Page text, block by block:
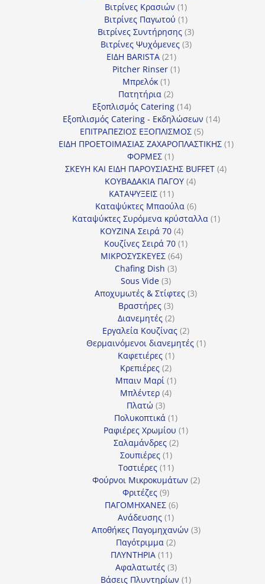
Βιτρίνες Κρασιών 11
προϊόν
Βιτρίνες Παγωτού 11
προϊόν
Βιτρίνες Συντήρησης 33
προϊόντα
Βιτρίνες Ψυχόμενες 33
ΕΙΔΗ BARISTA 2121
προϊόντα
Pitcher Rinser 11
Μπρελόκ 11
προϊόν
Πατητήρια 22
προϊόντα
Εξοπλισμός Catering 1414
προϊόντα
Εξοπλισμός Catering - Εκδηλώσεων 1414
ΕΠΙΤΡΑΠΕΖΙΟΣ ΕΞΟΠΛΙΣΜΟΣ 55
προϊόντα
ΕΙΔΗ ΠΡΟΕΤΟΙΜΑΣΙΑΣ ΖΑΧΑΡΟΠΛΑΣΤΙΚΗΣ 11
ΦΟΡΜΕΣ 11
προϊόν
ΣΚΕΥΗ ΚΑΙ ΕΙΔΗ ΠΑΡΟΥΣΙΑΣΗΣ BUFFET 44
ΚΟΥΒΑΔΑΚΙΑ ΠΑΓΟΥ 44
ΚΑΤΑΨΥΞΕΙΣ 1111
προϊόντα
Καταψύκτες Μπαούλα 66
προϊόντα
Καταψύκτες Συρόμενα κρύσταλλα 11
ΚΟΥΖΙΝΑ Σειρά 70 44
προϊόντα
Κουζίνες Σειρά 70 11
ΜΙΚΡΟΣΥΣΚΕΥΕΣ 6464
Chafing Dish 33
Sous Vide 33
προϊόντα
Αποχυμωτές & Στίφτες 33
Βραστήρες 33
προϊόντα
Διανεμητές 22
προϊόντα
Εργαλεία Κουζίνας 22
προϊόντα
Θερμαινόμενοι διανεμητές 11
Καφετιέρες 11
προϊόν
Κρεπιέρες 22
προϊόντα
Μπαιν Μαρί 11
Μπλέντερ 44
Πλατώ 33
προϊόντα
Πολυκοπτικά 11
προϊόν
Ραφιέρες Χρωμίου 11
Σαλαμάνδρες 22
Σουπιέρες 11
προϊόν
Τοστιέρες 1111
προϊόντα
Φούρνοι Μικροκυμάτων 22
Φριτέζες 99
προϊόντα
ΠΑΓΟΜΗΧΑΝΕΣ 66
Ανάδευσης 11
προϊόν
Αποθήκες Παγομηχανών 33
Παγότριμμα 22
ΠΛΥΝΤΗΡΙΑ 1111
προϊόντα
Αφαλατωτές 33
προϊόντα
Βάσεις Πλυντηρίων 11